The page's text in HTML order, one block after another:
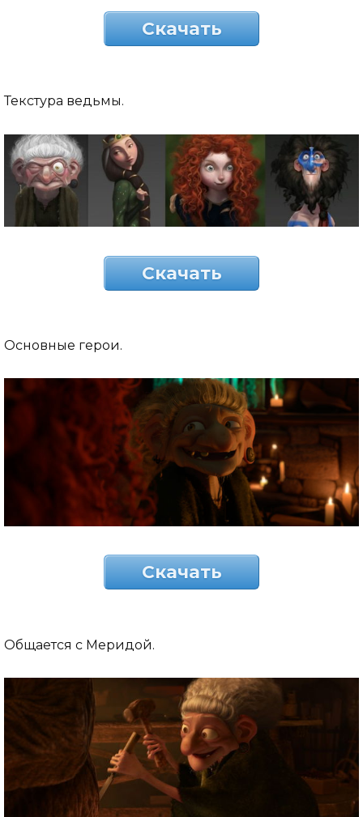
Скачать
Текстура ведьмы.
Скачать
Основные герои.
Скачать
Общается с Меридой.